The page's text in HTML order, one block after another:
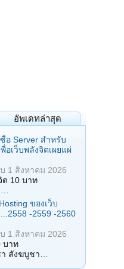
อัพเดทล่าสุด
อ Server สำหรับ
อเว็บพลังจิตเผยแผ่
1 สิงหาคม 2026
ต 10 บาท
ของเว็บ
-2559 -2560
1 สิงหาคม 2026
บาท
สังฆบูชา…